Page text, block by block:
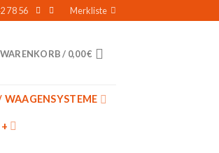
78 56 Merkliste
WARENKORB / 0,00€
WAAGENSYSTEME